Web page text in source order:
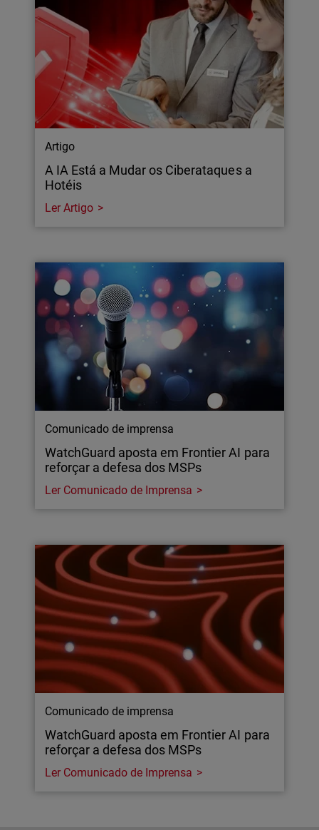
Artigo
A IA Está a Mudar os Ciberataques a
Hotéis
Ler Artigo
Comunicado de imprensa
WatchGuard aposta em Frontier AI para
reforçar a defesa dos MSPs
Ler Comunicado de Imprensa
Comunicado de imprensa
WatchGuard aposta em Frontier AI para
reforçar a defesa dos MSPs
Ler Comunicado de Imprensa